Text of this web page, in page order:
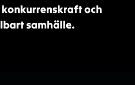
och
samhälle.